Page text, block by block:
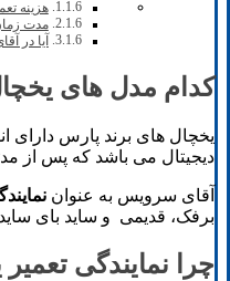
هزینه
مدت
آیا در
کدام مدل های
یخچال های برند پارس
دیجیتال می باشد که پس از
آقای سرویس به عنوان
برفک، قدیمی و ساید بای
چرا نمایندگی